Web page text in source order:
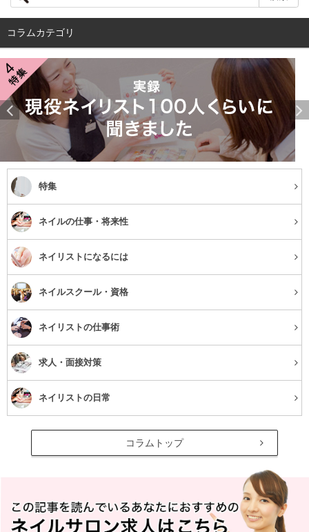
サロンの特徴
ネイリスト技能検定1級保持者をはじめとするベテランネイリストが
多く在籍しており、その満足度は折り紙付き。
決してプチプラではありませんが、値段以上のクオリティで施術を
してくれるので、安価すぎるネイルサロンはちょっと不安…という
方や、自分へのご褒美として考えている方にオススメです♪
口コミ一部抜粋
初めて行きましたが、爪の長さがばらばらだったので色々アドバイ
スしてもらえてよかったです。またデザインも結構悩んだのです
が、優しく待ってますよと言ってもらえたので安心しておまかせで
きました。また行きたいです！（30代女性）
迷ったときは一緒に考えてくださいましたし、細かくてお願いする
のが恐縮なデザインもあったのですが、喜んで対応してくださいま
した。おかげさまで、予想以上のものができあがりました！周囲か
らもとても評判がよいです。（30代女性）
TEL 045-410-0303
住所
アクセス 各線横浜駅徒歩5分
日/祝10:00～21:30(最終受付20:00)
コラムカテゴリ
特集
ネイルの仕事・将来性
ネイリストになるには
ネイルスクール・資格
ネイリストの仕事術
求人・面接対策
ネイリストの日常
コラムトップ